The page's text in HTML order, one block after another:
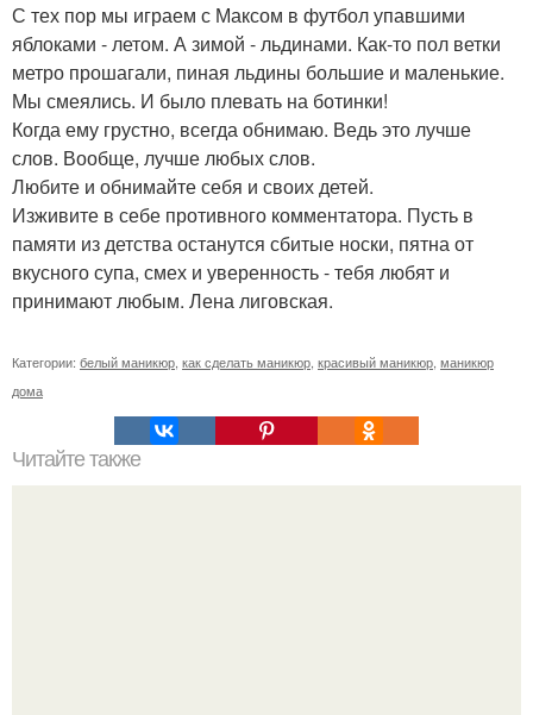
С тех пор мы играем с Максом в футбол упавшими
яблоками - летом. А зимой - льдинами. Как-то пол ветки
метро прошагали, пиная льдины большие и маленькие.
Мы смеялись. И было плевать на ботинки!
Когда ему грустно, всегда обнимаю. Ведь это лучше
слов. Вообще, лучше любых слов.
Любите и обнимайте себя и своих детей.
Изживите в себе противного комментатора. Пусть в
памяти из детства останутся сбитые носки, пятна от
вкусного супа, смех и уверенность - тебя любят и
принимают любым. Лена лиговская.
Категории: белый маникюр как сделать маникюр красивый маникюр маникюр
дома
Читайте также